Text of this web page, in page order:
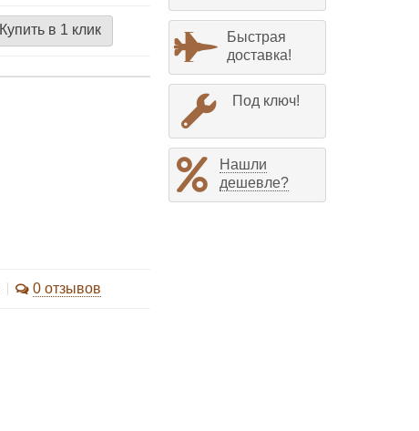
Купить в 1 клик
0 отзывов
Быстрая
доставка!
Под ключ!
Нашли
дешевле?